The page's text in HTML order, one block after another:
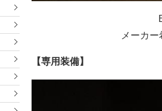
メーカ
【専用装備】